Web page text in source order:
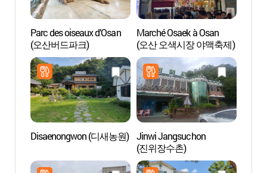
Parc des oiseaux d’Osan
(오산버드파크)
Marché Osaek à Osan
(오산 오색시장 야맥축제)
Disaenongwon (디새농원)
Jinwi Jangsuchon
(진위장수촌)